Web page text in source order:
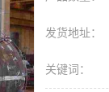
发货地址：
关键词：